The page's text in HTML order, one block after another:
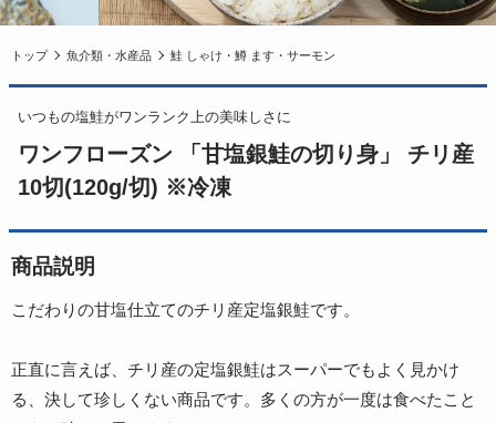
トップ 魚介類・水産品 鮭 しゃけ・鱒 ます・サーモン
いつもの塩鮭がワンランク上の美味しさに
ワンフローズン 「甘塩銀鮭の切り身」 チリ産
10切(120g/切) ※冷凍
商品説明
こだわりの甘塩仕立てのチリ産定塩銀鮭です。
正直に言えば、チリ産の定塩銀鮭はスーパーでもよく見かけ
る、決して珍しくない商品です。多くの方が一度は食べたこと